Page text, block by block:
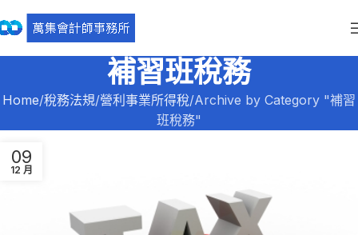
補習班稅務
Home 稅務法規 營利事業所得稅 Archive by Category "補習
班稅務"
09
12 月